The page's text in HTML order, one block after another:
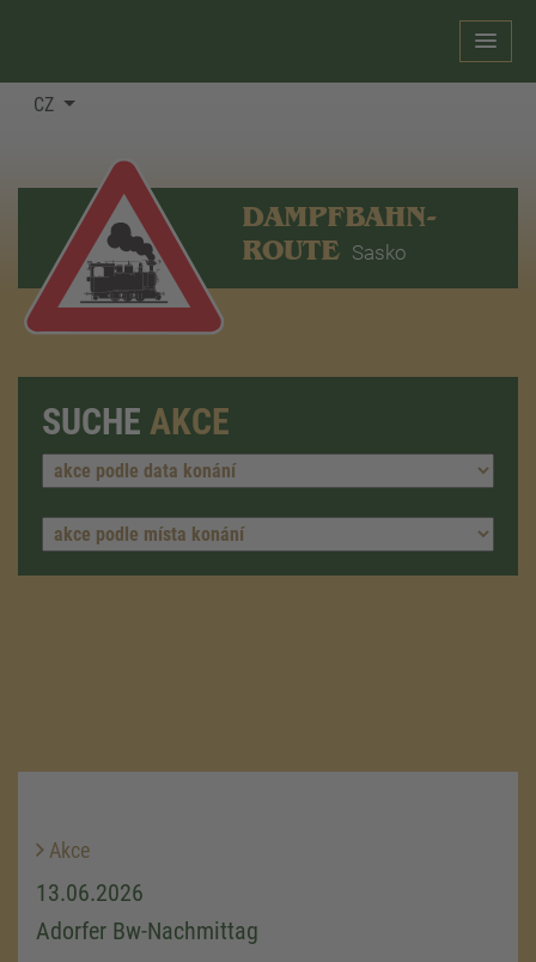
CZ
DAMPFBAHN-
ROUTE Sasko
SUCHE AKCE
Akce
13.06.2026
Adorfer Bw-Nachmittag